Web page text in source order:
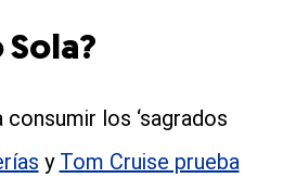
los ‘sagrados
y Tom Cruise prueba